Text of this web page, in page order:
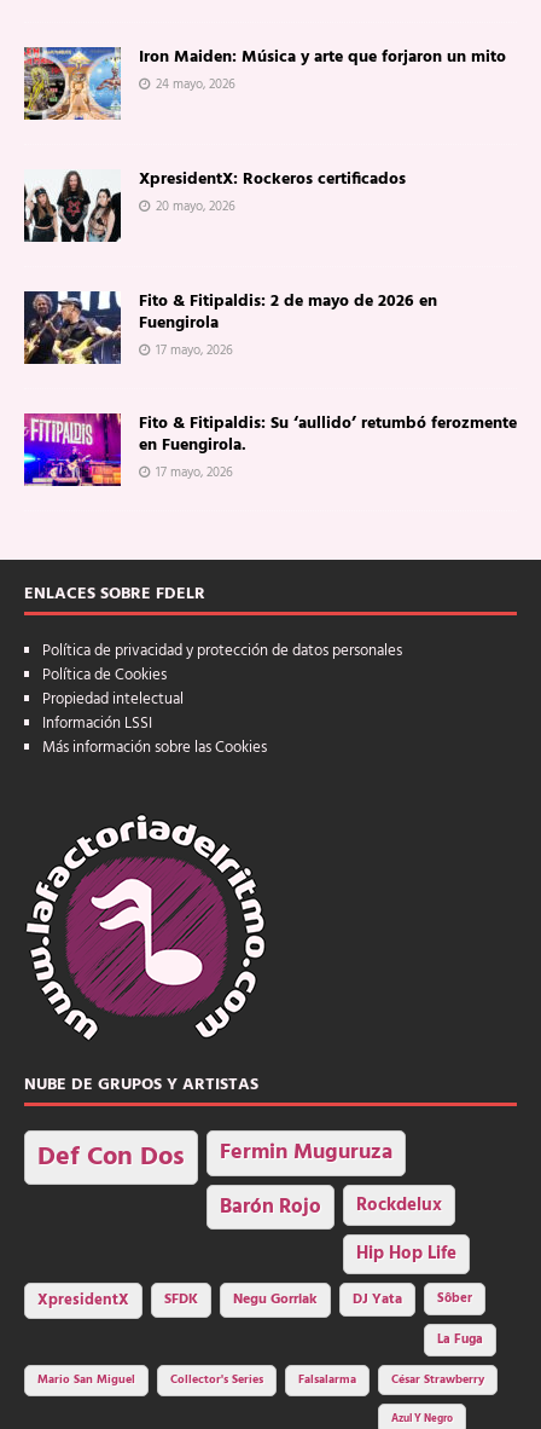
Iron Maiden: Música y arte que forjaron un mito
24 mayo, 2026
XpresidentX: Rockeros certificados
20 mayo, 2026
Fito & Fitipaldis: 2 de mayo de 2026 en
Fuengirola
17 mayo, 2026
Fito & Fitipaldis: Su ‘aullido’ retumbó ferozmente
en Fuengirola.
17 mayo, 2026
ENLACES SOBRE FDELR
Política de privacidad y protección de datos personales
Política de Cookies
Propiedad intelectual
Información LSSI
Más información sobre las Cookies
NUBE DE GRUPOS Y ARTISTAS
Def Con Dos Fermin Muguruza
Barón Rojo Rockdelux
Hip Hop Life
XpresidentX SFDK Negu Gorriak DJ Yata
Sôber
La Fuga
Mario San Miguel
Collector's Series Falsalarma César Strawberry
Azul Y Negro